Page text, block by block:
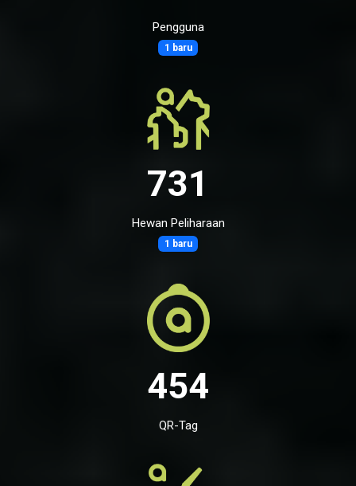
Pengguna
1 baru
731
Hewan Peliharaan
1 baru
454
QR-Tag